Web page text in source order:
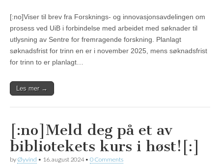
[:no]Viser til brev fra Forsknings- og innovasjonsavdelingen om
prosess ved UiB i forbindelse med arbeidet med søknader til
utlysning av Sentre for fremragende forskning. Planlagt
søknadsfrist for trinn en er i november 2025, mens søknadsfrist
for trinn to er planlagt…
Les mer →
[:no]Meld deg på et av
bibliotekets kurs i høst![:]
by Øyvind • 16. august 2024• 0 Comments